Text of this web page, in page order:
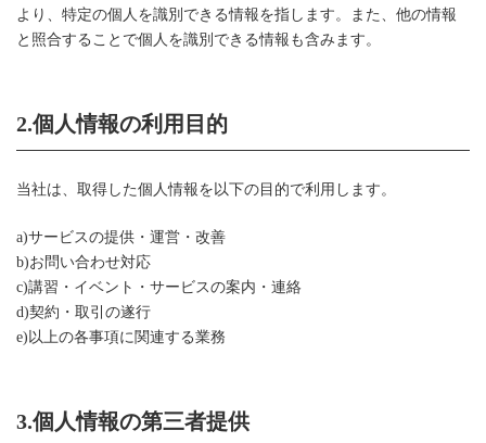
より、特定の個人を識別できる情報を指します。また、他の情報
と照合することで個人を識別できる情報も含みます。
2.個人情報の利用目的
当社は、取得した個人情報を以下の目的で利用します。
a)サービスの提供・運営・改善
b)お問い合わせ対応
c)講習・イベント・サービスの案内・連絡
d)契約・取引の遂行
e)以上の各事項に関連する業務
3.個人情報の第三者提供